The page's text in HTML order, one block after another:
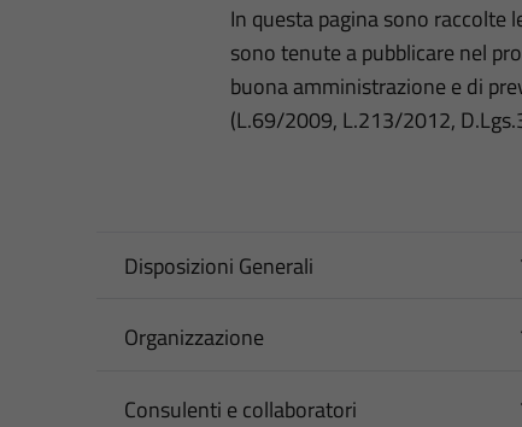
In questa pagina sono raccolte
sono tenute a pubblicare nel
buona amministrazione e di
(L.69/2009, L.213/2012,
Disposizioni Generali
Organizzazione
Consulenti e collaboratori